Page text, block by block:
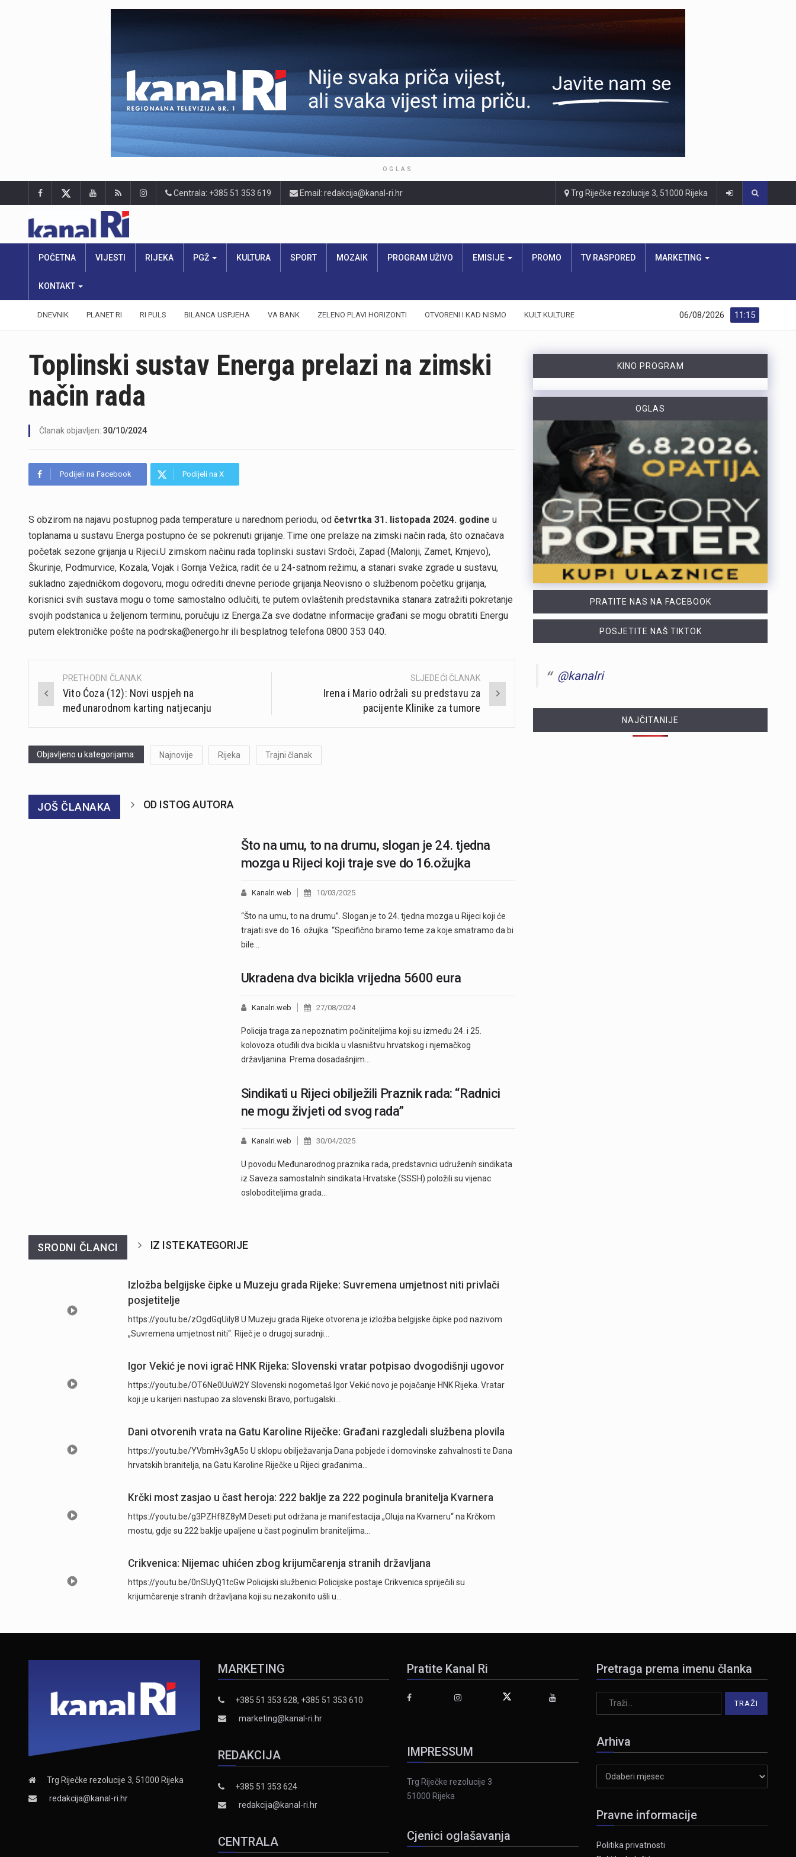
OGLAS
Centrala: +385 51 353 619 Email: redakcija@kanal-ri.hr Trg Riječke rezolucije 3, 51000 Rijeka
POČETNA VIJESTI RIJEKA PGŽ KULTURA SPORT MOZAIK PROGRAM UŽIVO EMISIJE PROMO TV RASPORED MARKETING
KONTAKT
DNEVNIK PLANET RI RI PULS BILANCA USPJEHA VA BANK ZELENO PLAVI HORIZONTI OTVORENI I KAD NISMO KULT KULTURE 11:15
06/08/2026
Toplinski sustav Energa prelazi na zimski
način rada
Članak objavljen: 30/10/2024
Podijeli na Facebook Podijeli na X
S obzirom na najavu postupnog pada temperature u narednom periodu, od četvrtka 31. listopada 2024. godine u
toplanama u sustavu Energa postupno će se pokrenuti grijanje. Time one prelaze na zimski način rada, što označava
početak sezone grijanja u Rijeci.U zimskom načinu rada toplinski sustavi Srdoči, Zapad (Malonji, Zamet, Krnjevo),
Škurinje, Podmurvice, Kozala, Vojak i Gornja Vežica, radit će u 24-satnom režimu, a stanari svake zgrade u sustavu,
sukladno zajedničkom dogovoru, mogu odrediti dnevne periode grijanja.Neovisno o službenom početku grijanja,
korisnici svih sustava mogu o tome samostalno odlučiti, te putem ovlaštenih predstavnika stanara zatražiti pokretanje
svojih podstanica u željenom terminu, poručuju iz Energa.Za sve dodatne informacije građani se mogu obratiti Energu
putem elektroničke pošte na podrska@energo.hr ili besplatnog telefona 0800 353 040.
Post
navigation
PRETHODNI ČLANAK
Vito Ćoza (12): Novi uspjeh na
međunarodnom karting natjecanju
SLJEDEĆI ČLANAK
Irena i Mario održali su predstavu za
pacijente Klinike za tumore
Objavljeno u kategorijama: Najnovije Rijeka Trajni članak
JOŠ ČLANAKA OD ISTOG AUTORA
Što na umu, to na drumu, slogan je 24. tjedna
mozga u Rijeci koji traje sve do 16.ožujka
Kanalri.web 10/03/2025
“Što na umu, to na drumu”. Slogan je to 24. tjedna mozga u Rijeci koji će
trajati sve do 16. ožujka. “Specifično biramo teme za koje smatramo da bi
bile…
Ukradena dva bicikla vrijedna 5600 eura
Kanalri.web 27/08/2024
Policija traga za nepoznatim počiniteljima koji su između 24. i 25.
kolovoza otuđili dva bicikla u vlasništvu hrvatskog i njemačkog
državljanina. Prema dosadašnjim…
Sindikati u Rijeci obilježili Praznik rada: “Radnici
ne mogu živjeti od svog rada”
Kanalri.web 30/04/2025
U povodu Međunarodnog praznika rada, predstavnici udruženih sindikata
iz Saveza samostalnih sindikata Hrvatske (SSSH) položili su vijenac
osloboditeljima grada…
SRODNI ČLANCI IZ ISTE KATEGORIJE
Izložba belgijske čipke u Muzeju grada Rijeke: Suvremena umjetnost niti privlači
posjetitelje
https://youtu.be/zOgdGqUily8 U Muzeju grada Rijeke otvorena je izložba belgijske čipke pod nazivom
„Suvremena umjetnost niti“. Riječ je o drugoj suradnji…
Igor Vekić je novi igrač HNK Rijeka: Slovenski vratar potpisao dvogodišnji ugovor
https://youtu.be/OT6Ne0UuW2Y Slovenski nogometaš Igor Vekić novo je pojačanje HNK Rijeka. Vratar
koji je u karijeri nastupao za slovenski Bravo, portugalski…
Dani otvorenih vrata na Gatu Karoline Riječke: Građani razgledali službena plovila
https://youtu.be/YVbmHv3gA5o U sklopu obilježavanja Dana pobjede i domovinske zahvalnosti te Dana
hrvatskih branitelja, na Gatu Karoline Riječke u Rijeci građanima…
Krčki most zasjao u čast heroja: 222 baklje za 222 poginula branitelja Kvarnera
https://youtu.be/g3PZHf8Z8yM Deseti put održana je manifestacija „Oluja na Kvarneru“ na Krčkom
mostu, gdje su 222 baklje upaljene u čast poginulim braniteljima…
Crikvenica: Nijemac uhićen zbog krijumčarenja stranih državljana
https://youtu.be/0nSUyQ1tcGw Policijski službenici Policijske postaje Crikvenica spriječili su
krijumčarenje stranih državljana koji su nezakonito ušli u…
KINO PROGRAM
OGLAS
PRATITE NAS NA FACEBOOK
POSJETITE NAŠ TIKTOK
@kanalri
NAJČITANIJE
Trg Riječke rezolucije 3, 51000 Rijeka
redakcija@kanal-ri.hr
MARKETING
+385 51 353 628, +385 51 353 610
marketing@kanal-ri.hr
REDAKCIJA
+385 51 353 624
redakcija@kanal-ri.hr
CENTRALA
Pratite Kanal Ri
IMPRESSUM
Trg Riječke rezolucije 3
51000 Rijeka
Cjenici oglašavanja
Pretraga prema imenu članka
Arhiva
Pravne informacije
Politika privatnosti